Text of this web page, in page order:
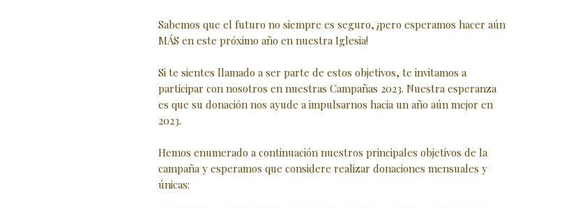
Sabemos que el futuro no siempre es seguro, ¡pero esperamos hacer aún
MÁS en este próximo año en nuestra Iglesia!
Si te sientes llamado a ser parte de estos objetivos, te invitamos a
participar con nosotros en nuestras Campañas 2023. ‍Nuestra esperanza
es que su donación nos ayude a impulsarnos hacia un año aún mejor en
2023.
Hemos enumerado a continuación nuestros principales objetivos de la
campaña y esperamos que considere realizar donaciones mensuales y
únicas: